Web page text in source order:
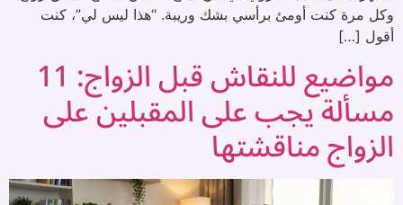
وكل مرة كنت أومئ برأسي بشك وريبة. “هذا ليس لي”، كنت
أقول […]
مواضيع للنقاش قبل الزواج: 11
مسألة يجب على المقبلين على
الزواج مناقشتها